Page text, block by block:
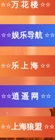
⭐⭐万 花 楼 ⭐⭐
⭐⭐娱乐导航 ⭐⭐
⭐⭐乐 上 海 ⭐⭐
⭐⭐逍 遥 网 ⭐⭐
⭐⭐ 上海狼盟 ⭐⭐